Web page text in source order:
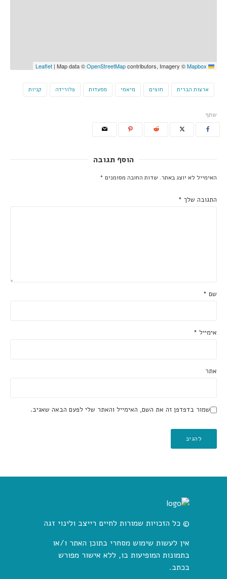
| Map data ©OpenStreetMapcontributors, Imagery ©Mapbox
ארצות הברית חופים מיאמי מסעדות פלורידה קניות
שתף
הוסף תגובה
האימייל לא יוצג באתר. שדות החובה מסומנים *
התגובה שלך *
שם *
אימייל *
אתר
שמור בדפדפן זה את השם, האימייל והאתר שלי לפעם הבאה שאגיב.
© כל הזכויות שמורות לחיים רייצב ולינוי זגה
אין לעשות שימוש מסחרי בתוכן האתר ו/או
בתמונות המופיעות בו, ללא אישור מפורש
בכתב.